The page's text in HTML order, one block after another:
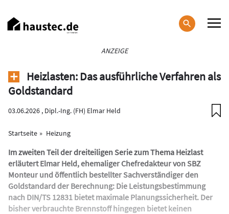
zum
Inhalt
ANZEIGE
Heizlasten: Das ausführliche Verfahren als
Goldstandard
03.06.2026 , Dipl.-Ing. (FH) Elmar Held
Startseite Heizung
Im zweiten Teil der dreiteiligen Serie zum Thema Heizlast
erläutert Elmar Held, ehemaliger Chefredakteur von SBZ
Monteur und öffentlich bestellter ­Sachverständiger den
Goldstandard der Berechnung: Die Leistungsbestimmung
nach DIN/TS 12831 bietet maximale Planungssicherheit. Der
bisher verbrauchte Brennstoff hingegen bietet keinen